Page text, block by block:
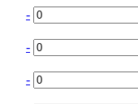
-
-
-